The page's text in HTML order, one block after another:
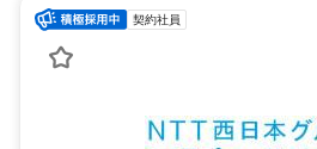
契約社員